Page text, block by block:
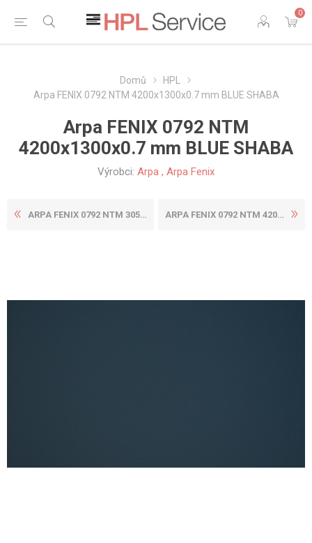
0
Domů
HPL
Arpa FENIX 0792 NTM 4200x1300x0.7 mm BLUE SHABA
Arpa FENIX 0792 NTM
4200x1300x0.7 mm BLUE SHABA
Výrobci: Arpa , Arpa Fenix
ARPA FENIX 0792 NTM 3050X13... ARPA FENIX 0792 NTM 4200X16...